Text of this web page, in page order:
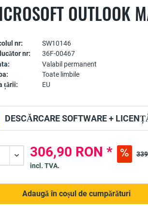
OUTLOOK
nr:
SW10146
nr:
36F-00467
Valabil permanent
Toate limbile
țării:
EU
DESCĂRCARE SOFTWARE +
306,90 RON *
incl. TVA.
Adaugă în coșul de cumpărături